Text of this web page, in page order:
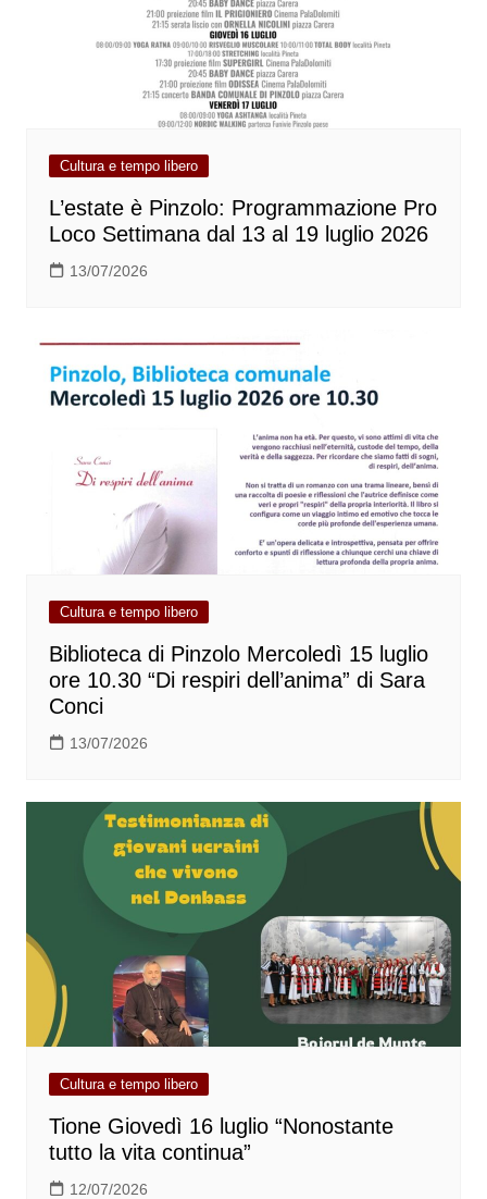
Cultura e tempo libero
L’estate è Pinzolo: Programmazione Pro
Loco Settimana dal 13 al 19 luglio 2026
13/07/2026
Cultura e tempo libero
Biblioteca di Pinzolo Mercoledì 15 luglio
ore 10.30 “Di respiri dell’anima” di Sara
Conci
13/07/2026
Cultura e tempo libero
Tione Giovedì 16 luglio “Nonostante
tutto la vita continua”
12/07/2026